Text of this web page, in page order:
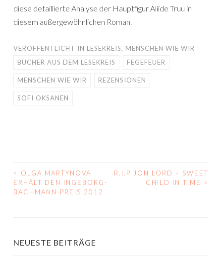
diese detaillierte Analyse der Hauptfigur Aliide Truu in
diesem außergewöhnlichen Roman.
VERÖFFENTLICHT IN LESEKREIS, MENSCHEN WIE WIR
BÜCHER AUS DEM LESEKREIS
FEGEFEUER
MENSCHEN WIE WIR REZENSIONEN
SOFI OKSANEN
BEITRAGS-
NAVIGATION
<
OLGA MARTYNOVA
ERHÄLT DEN INGEBORG-
BACHMANN-PREIS 2012
R.I.P JON LORD – SWEET
CHILD IN TIME
>
NEUESTE BEITRÄGE